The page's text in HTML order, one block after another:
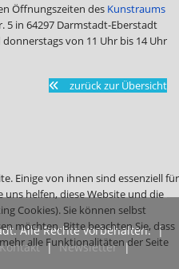
Öffnungszeiten des Kunstraums
5 in 64297 Darmstadt-Eberstadt
von 11 Uhr bis 14 Uhr
zurück zur Übersicht
Alle Rechte vorbehalten. |
Kontakt|Newsletter|
Einige von ihnen sind essenziell für
helfen, diese Website und die
Cookies). Sie können selbst
möchten. Bitte beachten Sie, dass
alle Funktionalitäten der Seite